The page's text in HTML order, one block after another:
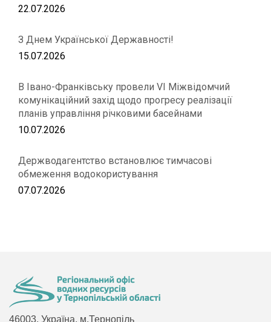
22.07.2026
З Днем Української Державності!
15.07.2026
В Івано-Франківську провели VІ Міжвідомчий
комунікаційний захід щодо прогресу реалізації
планів управління річковими басейнами
10.07.2026
Держводагентство встановлює тимчасові
обмеження водокористування
07.07.2026
46003, Україна, м.Тернопіль